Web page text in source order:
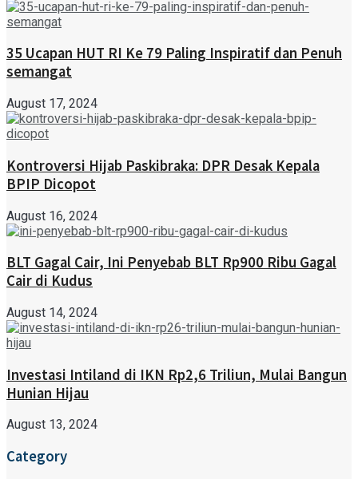
35 Ucapan HUT RI Ke 79 Paling Inspiratif dan Penuh
semangat
August 17, 2024
Kontroversi Hijab Paskibraka: DPR Desak Kepala
BPIP Dicopot
August 16, 2024
BLT Gagal Cair, Ini Penyebab BLT Rp900 Ribu Gagal
Cair di Kudus
August 14, 2024
Investasi Intiland di IKN Rp2,6 Triliun, Mulai Bangun
Hunian Hijau
August 13, 2024
Category